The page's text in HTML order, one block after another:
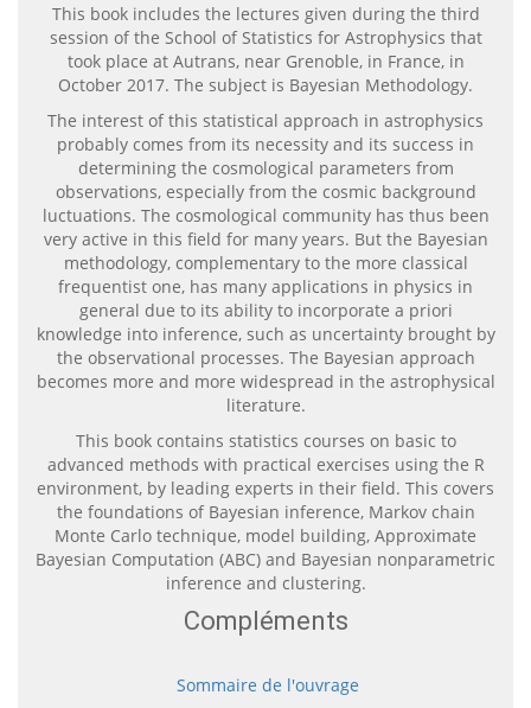
This book includes the lectures given during the third
session of the School of Statistics for Astrophysics that
took place at Autrans, near Grenoble, in France, in
October 2017. The subject is Bayesian Methodology.
The interest of this statistical approach in astrophysics
probably comes from its necessity and its success in
determining the cosmological parameters from
observations, especially from the cosmic background
luctuations. The cosmological community has thus been
very active in this field for many years. But the Bayesian
methodology, complementary to the more classical
frequentist one, has many applications in physics in
general due to its ability to incorporate a priori
knowledge into inference, such as uncertainty brought by
the observational processes. The Bayesian approach
becomes more and more widespread in the astrophysical
literature.
This book contains statistics courses on basic to
advanced methods with practical exercises using the R
environment, by leading experts in their field. This covers
the foundations of Bayesian inference, Markov chain
Monte Carlo technique, model building, Approximate
Bayesian Computation (ABC) and Bayesian nonparametric
inference and clustering.
Compléments
Sommaire de l'ouvrage